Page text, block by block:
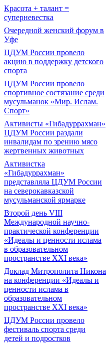
Красота + талант =
суперневестка
Очередной женский форум в
Уфе
ЦДУМ России провело
акцию в поддержку детского
спорта
ЦДУМ России провело
спортивное состязание среди
мусульманок «Мир. Ислам.
Спорт»
Активисты «Гибадуррахман»
ЦДУМ России раздали
инвалидам по зрению мясо
жертвенных животных
Активистка
«Гибадуррахман»
представляла ЦДУМ России
на северокавказской
мусульманской ярмарке
Второй день VIII
Международной научно-
практической конференции
«Идеалы и ценности ислама
в образовательном
пространстве XXI века»
Доклад Митрополита Никона
на конференции «Идеалы и
ценности ислама в
образовательном
пространстве XXI века»
ЦДУМ России провело
фестиваль спорта среди
детей и подростков